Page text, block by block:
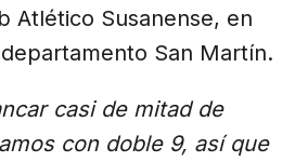
Atlético Susanense, en
San Martín.
casi de mitad de
con doble 9, así que